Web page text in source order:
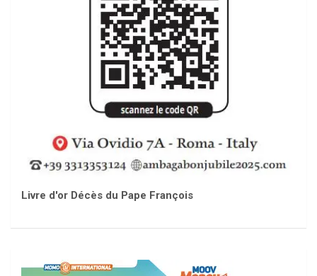
Livre d'or Décès du Pape François